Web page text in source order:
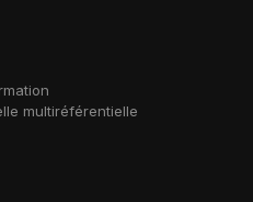
multiréférentielle